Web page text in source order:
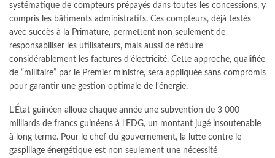
systématique de compteurs prépayés dans toutes les concessions, y
compris les bâtiments administratifs. Ces compteurs, déjà testés
avec succès à la Primature, permettent non seulement de
responsabiliser les utilisateurs, mais aussi de réduire
considérablement les factures d’électricité. Cette approche, qualifiée
de “militaire” par le Premier ministre, sera appliquée sans compromis
pour garantir une gestion optimale de l’énergie.
L’État guinéen alloue chaque année une subvention de 3 000
milliards de francs guinéens à l’EDG, un montant jugé insoutenable
à long terme. Pour le chef du gouvernement, la lutte contre le
gaspillage énergétique est non seulement une nécessité